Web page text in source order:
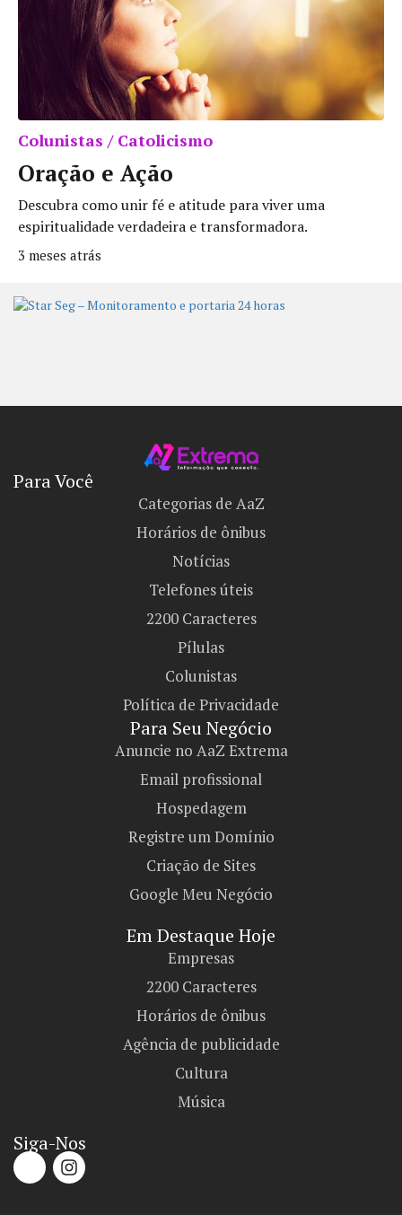
Colunistas / Catolicismo
Oração e Ação
Descubra como unir fé e atitude para viver uma
espiritualidade verdadeira e transformadora.
3 meses atrás
Para Você
Categorias de AaZ
Horários de ônibus
Notícias
Telefones úteis
2200 Caracteres
Pílulas
Colunistas
Política de Privacidade
Para Seu Negócio​
Anuncie no AaZ Extrema
Email profissional
Hospedagem
Registre um Domínio
Criação de Sites
Google Meu Negócio
Em Destaque Hoje
Empresas
2200 Caracteres
Horários de ônibus
Agência de publicidade
Cultura
Música
Siga-Nos